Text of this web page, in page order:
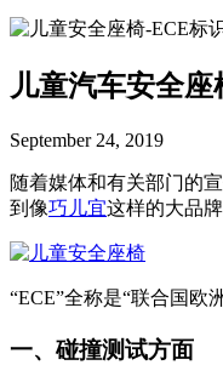
儿童汽车安全
September 24, 2019
随着媒体和有关部门的
到像巧儿宜这样的大品
“ECE”全称是“联合国欧
一、碰撞测试方面